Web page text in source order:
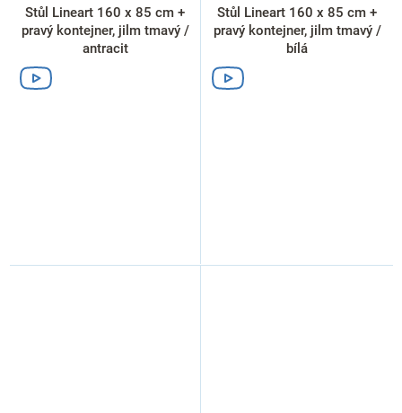
Stůl Lineart 160 x 85 cm +
pravý kontejner, jilm tmavý /
antracit
Stůl Lineart 160 x 85 cm +
pravý kontejner, jilm tmavý /
bílá